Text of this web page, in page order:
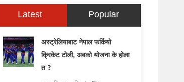
Latest Popular
अस्ट्रेलियाबाट नेपाल फर्कियो
क्रिकेट टोली, अबको योजना के होला
त ?